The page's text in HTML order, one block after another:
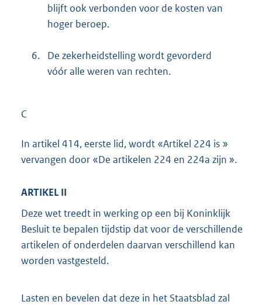
blijft ook verbonden voor de kosten van
hoger beroep.
6.
De zekerheidstelling wordt gevorderd
vóór alle weren van rechten.
C
In artikel 414, eerste lid, wordt «Artikel 224 is »
vervangen door «De artikelen 224 en 224a zijn ».
ARTIKEL II
Deze wet treedt in werking op een bij Koninklijk
Besluit te bepalen tijdstip dat voor de verschillende
artikelen of onderdelen daarvan verschillend kan
worden vastgesteld.
Lasten en bevelen dat deze in het Staatsblad zal